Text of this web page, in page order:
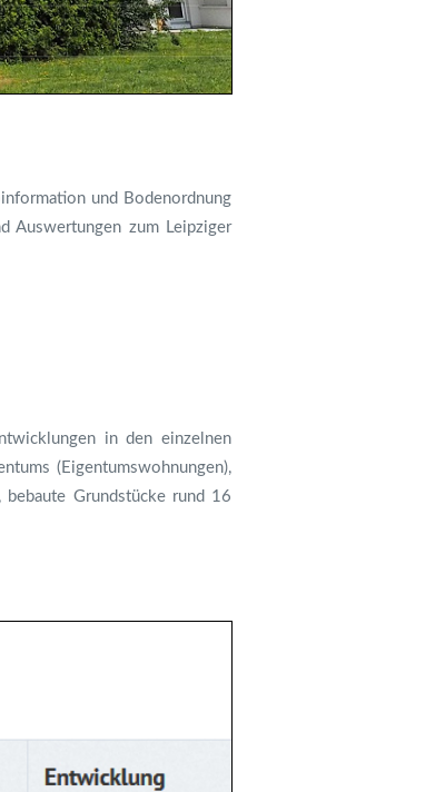
und Bodenordnung
Auswertungen zum Leipziger
in den einzelnen
(Eigentumswohnungen),
Grundstücke rund 16